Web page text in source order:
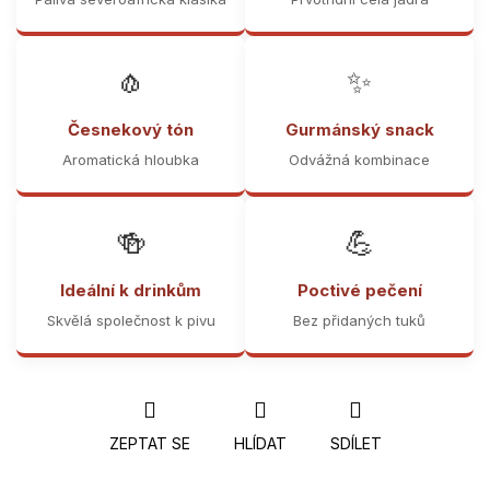
🧄
Česnekový tón
Aromatická hloubka
✨
Gurmánský snack
Odvážná kombinace
🍻
Ideální k drinkům
Skvělá společnost k pivu
💪
Poctivé pečení
Bez přidaných tuků
ZEPTAT SE HLÍDAT SDÍLET